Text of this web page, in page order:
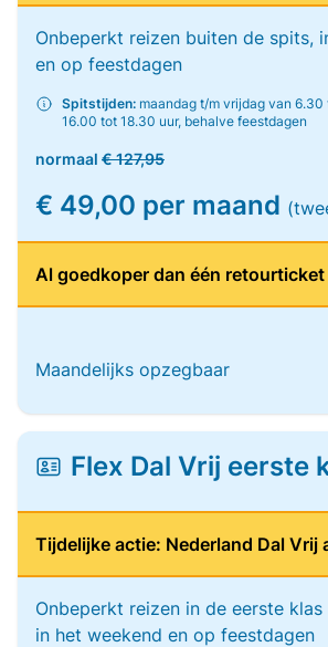
Onbeperkt reizen buiten de spits,
en op feestdagen
Spitstijden: maandag t/m vrijdag van
16.00 tot 18.30 uur, behalve feestdagen
normaal € 127,95
€ 49,00 per maand
Al goedkoper dan één retourticket
Maandelijks opzegbaar
Flex Dal Vrij eerste
Tijdelijke actie: Nederland Dal Vrij
Onbeperkt reizen in de eerste
in het weekend en op feestdagen